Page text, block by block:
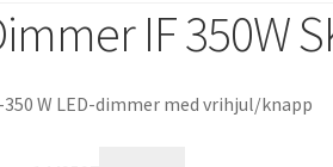
IF 350W
350 W LED-dimmer med vrihjul/knapp